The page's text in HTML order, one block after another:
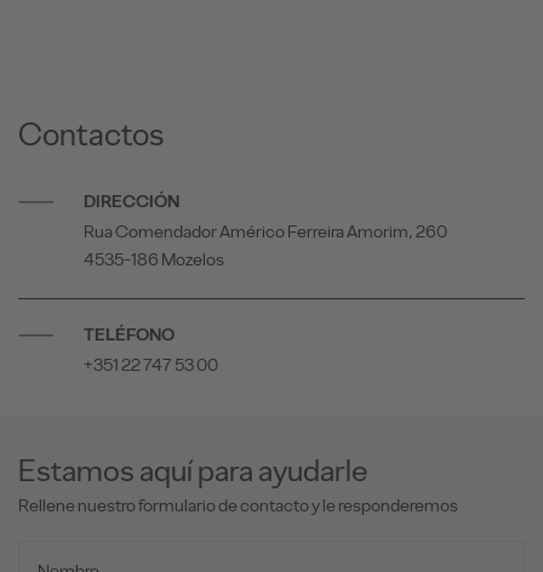
Contactos
DIRECCIÓN
Rua Comendador Américo Ferreira Amorim, 260
4535-186 Mozelos
TELÉFONO
+351 22 747 53 00
Estamos aquí para ayudarle
Rellene nuestro formulario de contacto y le responderemos